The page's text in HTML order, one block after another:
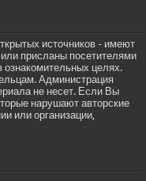
источников - имеют
присланы посетителями
ознакомительных целях.
Администрация
не несет. Если Вы
нарушают авторские
или организации,